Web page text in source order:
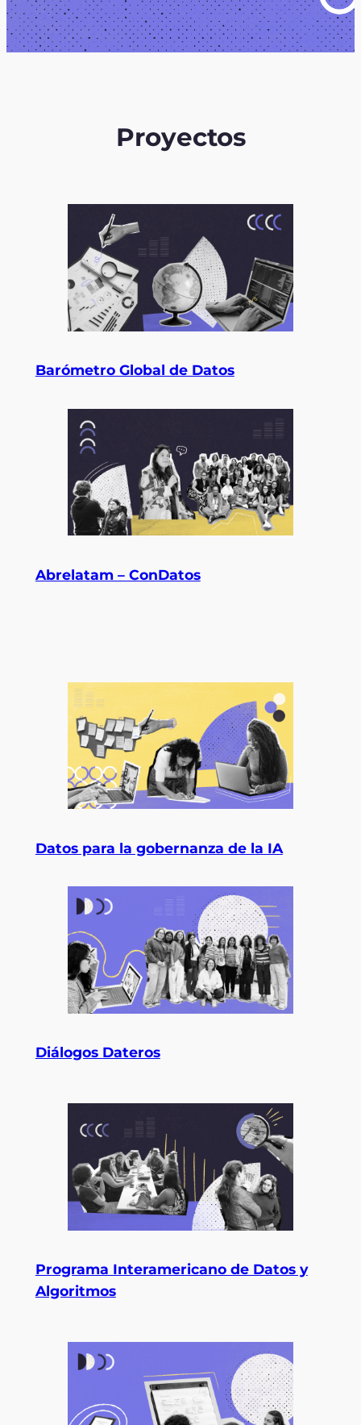
Proyectos
Barómetro Global de Datos
Abrelatam – ConDatos
Datos para la gobernanza de la IA
Diálogos Dateros
Programa Interamericano de Datos y
Algoritmos